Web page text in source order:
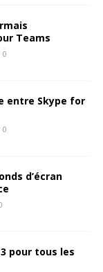
Teams
0
entre Skype for
0
d’écran
pour tous les